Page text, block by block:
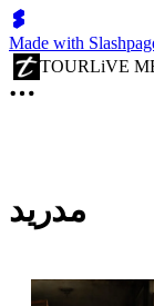
Made with
TOURLiVE
مدريد